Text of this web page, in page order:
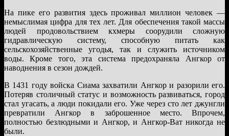
На пике его развития здесь проживал миллион человек —
немыслимая цифра для тех лет. Для обеспечения такой массы
людей продовольствием кхмеры соорудили сложную
гидравлическую систему, способную питать как
сельскохозяйственные угодья, так и служить источником
воды. Кроме того, эта система предохраняла Ангкор от
наводнения в сезон дождей.
В 1431 году войска Сиама захватили Ангкор и разорили его.
Потеряв столичный статус и возможность развиваться, город
стал угасать, а люди покидали его. Уже через сто лет джунгли
превратили Ангкор в заброшенное место. Впрочем,
полностью безлюдными и Ангкор, и Ангкор-Ват никогда не
были.